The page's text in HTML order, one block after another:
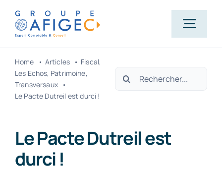
Passer
contenu
Accueil
Nos métiers
Home Articles
Fiscal
Les Echos Patrimoine
Transversaux
Le Pacte Dutreil est durci !
Rechercher:
Le Pacte Dutreil est
durci !